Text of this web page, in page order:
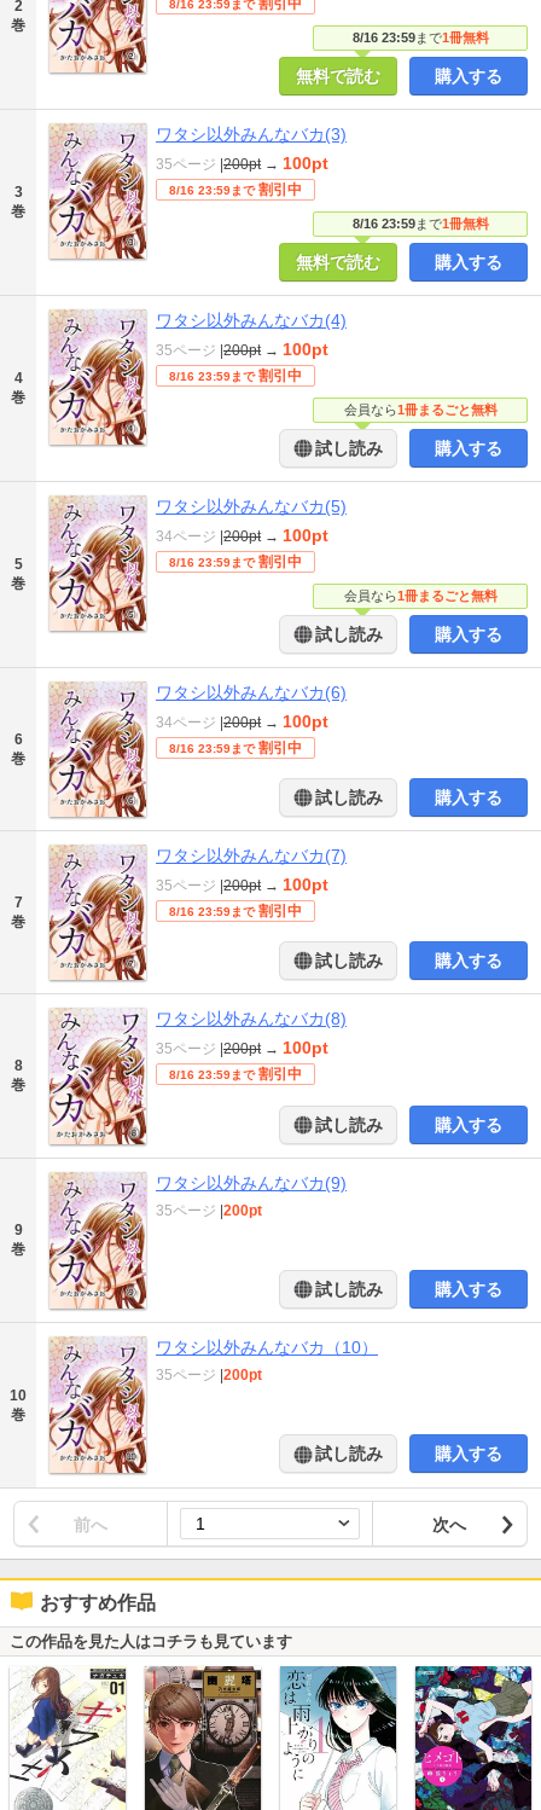
2
巻
8/16 23:59まで1冊無料
8/16 23:59まで
無料で読む 購入する
3
巻
ワタシ以外みんなバカ(3)
8/16 23:59まで1冊無料
35ページ |200pt → 100pt
8/16 23:59まで 割引中
無料で読む 購入する
4
巻
ワタシ以外みんなバカ(4)
会員なら1冊まるごと無料
35ページ |200pt → 100pt
8/16 23:59まで 割引中
試し読み 購入する
5
巻
ワタシ以外みんなバカ(5)
会員なら1冊まるごと無料
34ページ |200pt → 100pt
8/16 23:59まで 割引中
試し読み 購入する
6
巻
ワタシ以外みんなバカ(6)
34ページ |200pt → 100pt
8/16 23:59まで 割引中
試し読み 購入する
7
巻
ワタシ以外みんなバカ(7)
35ページ |200pt → 100pt
8/16 23:59まで 割引中
試し読み 購入する
8
巻
ワタシ以外みんなバカ(8)
35ページ |200pt → 100pt
8/16 23:59まで 割引中
試し読み 購入する
9
巻
ワタシ以外みんなバカ(9)
35ページ |200pt
試し読み 購入する
10
巻
ワタシ以外みんなバカ（10）
35ページ |200pt
試し読み 購入する
前へ 次へ
おすすめ作品
この作品を見た人はコチラも見ています